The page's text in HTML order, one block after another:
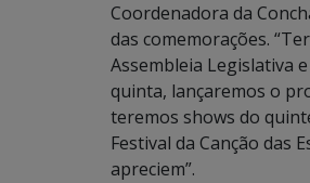
Coordenadora da
das comemorações.
Assembleia Legislativa
quinta, lançaremos o
teremos shows do
Festival da Canção das
apreciem”.